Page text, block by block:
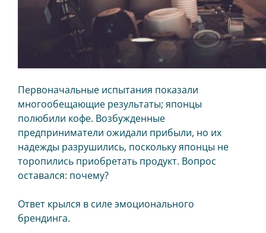
Первоначальные испытания показали
многообещающие результаты; японцы
полюбили кофе. Возбужденные
предприниматели ожидали прибыли, но их
надежды разрушились, поскольку японцы не
торопились приобретать продукт. Вопрос
оставался: почему?
Ответ крылся в силе эмоционального
брендинга.